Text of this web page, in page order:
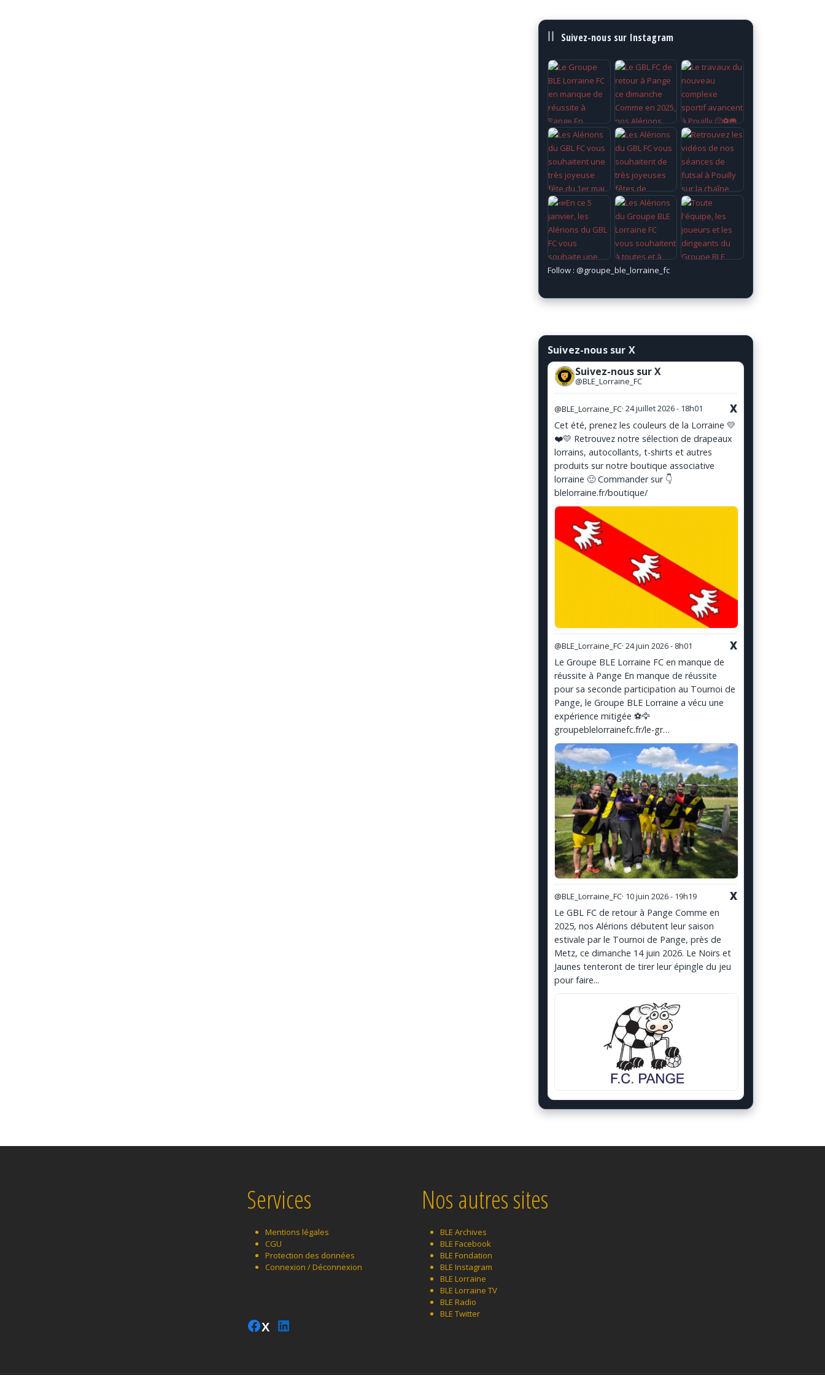
Suivez-nous sur Instagram
Follow : @groupe_ble_lorraine_fc
Suivez-nous sur X
Suivez-nous sur X
@BLE_Lorraine_FC
@BLE_Lorraine_FC· 24 juillet 2026 - 18h01 X
Cet été, prenez les couleurs de la Lorraine 💛
❤️💛 Retrouvez notre sélection de drapeaux
lorrains, autocollants, t-shirts et autres
produits sur notre boutique associative
lorraine 🙂 Commander sur 👇
blelorraine.fr/boutique/
@BLE_Lorraine_FC· 24 juin 2026 - 8h01 X
Le Groupe BLE Lorraine FC en manque de
réussite à Pange En manque de réussite
pour sa seconde participation au Tournoi de
Pange, le Groupe BLE Lorraine a vécu une
expérience mitigée ⚽️🦅
groupeblelorrainefc.fr/le-gr…
@BLE_Lorraine_FC· 10 juin 2026 - 19h19 X
Le GBL FC de retour à Pange Comme en
2025, nos Alérions débutent leur saison
estivale par le Tournoi de Pange, près de
Metz, ce dimanche 14 juin 2026. Le Noirs et
Jaunes tenteront de tirer leur épingle du jeu
pour faire...
Services
Mentions légales
CGU
Protection des données
Connexion / Déconnexion
Facebook Twitter LinkedIn
Nos autres sites
BLE Archives
BLE Facebook
BLE Fondation
BLE Instagram
BLE Lorraine
BLE Lorraine TV
BLE Radio
BLE Twitter